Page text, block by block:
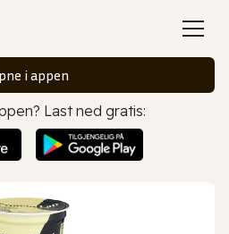
i appen
Last ned gratis: